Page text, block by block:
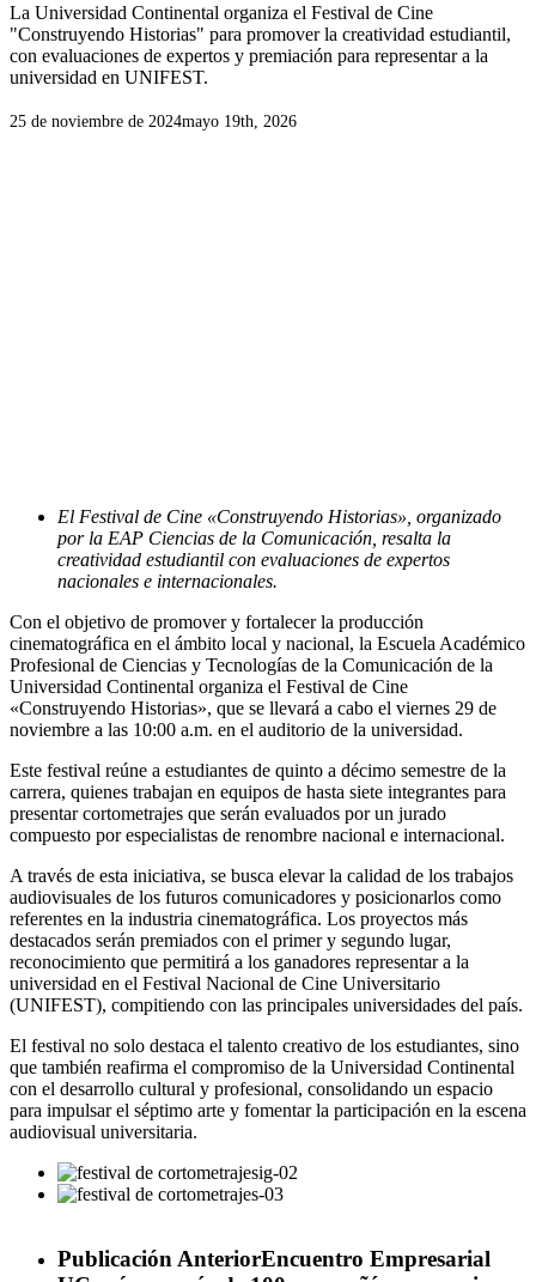
La Universidad Continental organiza el Festival de Cine
"Construyendo Historias" para promover la creatividad estudiantil,
con evaluaciones de expertos y premiación para representar a la
universidad en UNIFEST.
25 de noviembre de 2024mayo 19th, 2026
El Festival de Cine «Construyendo Historias», organizado
por la EAP Ciencias de la Comunicación, resalta la
creatividad estudiantil con evaluaciones de expertos
nacionales e internacionales.
Con el objetivo de promover y fortalecer la producción
cinematográfica en el ámbito local y nacional, la Escuela Académico
Profesional de Ciencias y Tecnologías de la Comunicación de la
Universidad Continental organiza el Festival de Cine
«Construyendo Historias», que se llevará a cabo el viernes 29 de
noviembre a las 10:00 a.m. en el auditorio de la universidad.
Este festival reúne a estudiantes de quinto a décimo semestre de la
carrera, quienes trabajan en equipos de hasta siete integrantes para
presentar cortometrajes que serán evaluados por un jurado
compuesto por especialistas de renombre nacional e internacional.
A través de esta iniciativa, se busca elevar la calidad de los trabajos
audiovisuales de los futuros comunicadores y posicionarlos como
referentes en la industria cinematográfica. Los proyectos más
destacados serán premiados con el primer y segundo lugar,
reconocimiento que permitirá a los ganadores representar a la
universidad en el Festival Nacional de Cine Universitario
(UNIFEST), compitiendo con las principales universidades del país.
El festival no solo destaca el talento creativo de los estudiantes, sino
que también reafirma el compromiso de la Universidad Continental
con el desarrollo cultural y profesional, consolidando un espacio
para impulsar el séptimo arte y fomentar la participación en la escena
audiovisual universitaria.
Publicación AnteriorEncuentro Empresarial